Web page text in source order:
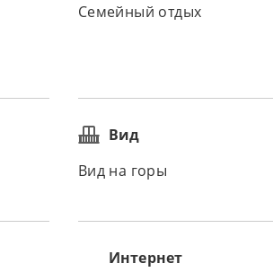
Семейный отдых
Вид
Вид на горы
Интернет